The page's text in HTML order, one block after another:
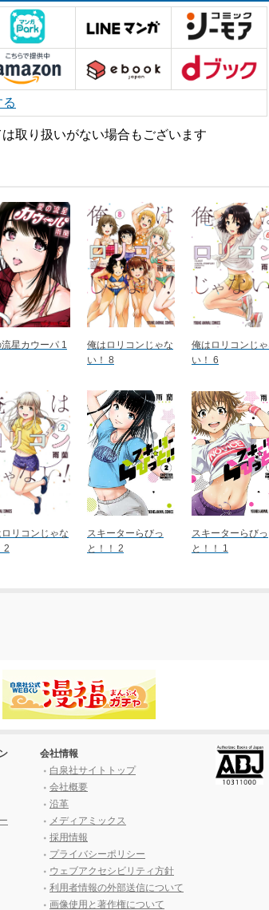
る
取り扱いがない場合もございます
星カウーパ 1
俺はロリコンじゃな
い！ 8
俺はロリコンじ
い！ 6
リコンじゃな
2
スキーターらびっ
と！！ 2
スキーターらびっ
と！！ 1
会社情報
白泉社サイトトップ
会社概要
沿革
メディアミックス
採用情報
プライバシーポリシー
ウェブアクセシビリティ方針
利用者情報の外部送信について
画像使用と著作権について